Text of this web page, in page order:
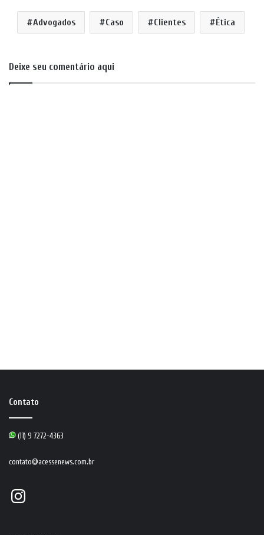
Advogados Caso Clientes Ética
Deixe seu comentário aqui
Contato
(11) 9 7272-4363
contato@acessenews.com.br
Instagram